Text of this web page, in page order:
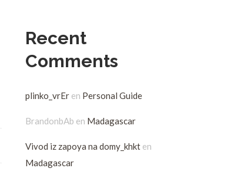
Recent
Comments
plinko_vrEr en Personal Guide
BrandonbAb en Madagascar
Vivod iz zapoya na domy_khkt en
Madagascar